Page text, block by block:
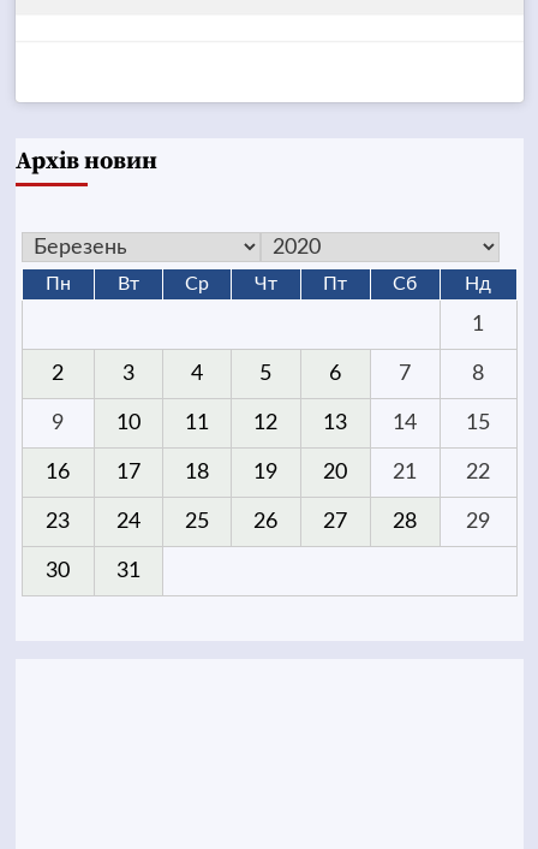
Архів новин
Пн Вт Ср Чт Пт Сб Нд
1
2 3 4 5 6 7 8
9 10 11 12 13 14 15
16 17 18 19 20 21 22
23 24 25 26 27 28 29
30 31